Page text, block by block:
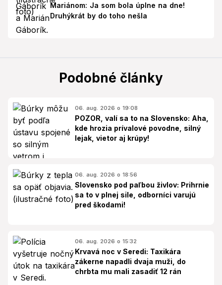
Mariánom: Ja som bola úplne na dne!
Druhýkrát by do toho nešla
Podobné články
06. aug. 2026 o 19:08
POZOR, valí sa to na Slovensko: Aha,
kde hrozia prívalové povodne, silný
lejak, vietor aj krúpy!
06. aug. 2026 o 18:56
Slovensko pod paľbou živlov: Prihrnie
sa to v plnej sile, odborníci varujú
pred škodami!
06. aug. 2026 o 15:32
Krvavá noc v Seredi: Taxikára
zákerne napadli dvaja muži, do
chrbta mu mali zasadiť 12 rán